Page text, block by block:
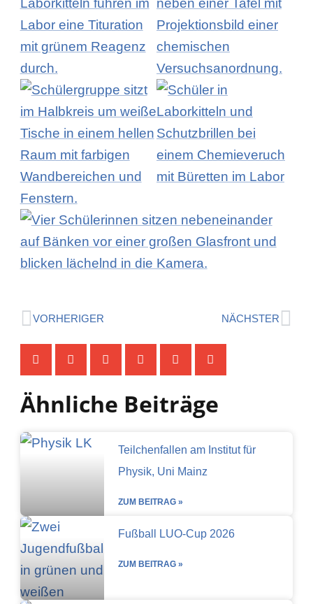
Zurück
VORHERIGER NÄCHSTER
Ähnliche Beiträge
Teilchenfallen am Institut für
Physik, Uni Mainz
ZUM BEITRAG »
Fußball LUO-Cup 2026
ZUM BEITRAG »